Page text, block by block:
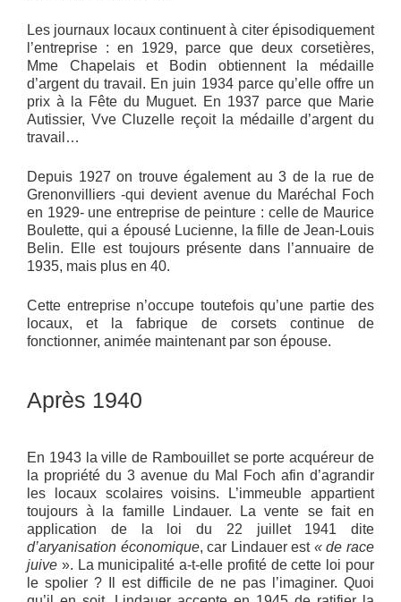
Les journaux locaux continuent à citer épisodiquement
l’entreprise : en 1929, parce que deux corsetières,
Mme Chapelais et Bodin obtiennent la médaille
d’argent du travail. En juin 1934 parce qu’elle offre un
prix à la Fête du Muguet. En 1937 parce que Marie
Autissier, Vve Cluzelle reçoit la médaille d’argent du
travail…
Depuis 1927 on trouve également au 3 de la rue de
Grenonvilliers -qui devient avenue du Maréchal Foch
en 1929- une entreprise de peinture : celle de Maurice
Boulette, qui a épousé Lucienne, la fille de Jean-Louis
Belin. Elle est toujours présente dans l’annuaire de
1935, mais plus en 40.
Cette entreprise n’occupe toutefois qu’une partie des
locaux, et la fabrique de corsets continue de
fonctionner, animée maintenant par son épouse.
Après 1940
En 1943 la ville de Rambouillet se porte acquéreur de
la propriété du 3 avenue du Mal Foch afin d’agrandir
les locaux scolaires voisins. L’immeuble appartient
toujours à la famille Lindauer. La vente se fait en
application de la loi du 22 juillet 1941 dite
d’aryanisation économique, car Lindauer est « de race
juive ». La municipalité a-t-elle profité de cette loi pour
le spolier ? Il est difficile de ne pas l’imaginer. Quoi